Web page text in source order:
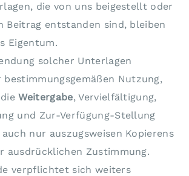
die von uns beigestellt oder
Beitrag entstanden sind, bleiben
Eigentum.
solcher Unterlagen
bestimmungsgemäßen Nutzung,
Weitergabe, Vervielfältigung,
und Zur-Verfügung-Stellung
nur auszugsweisen Kopierens
ausdrücklichen Zustimmung.
verpflichtet sich weiters